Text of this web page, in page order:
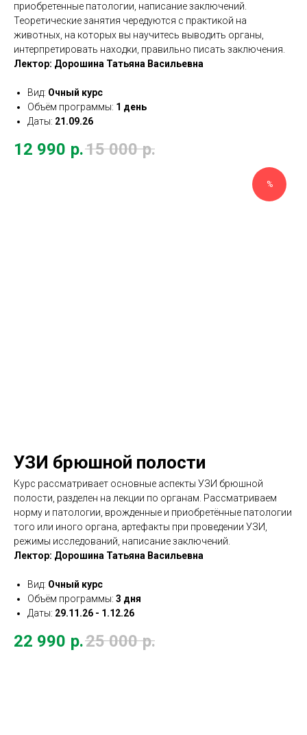
приобретенные патологии, написание заключений.
Теоретические занятия чередуются с практикой на
животных, на которых вы научитесь выводить органы,
интерпретировать находки, правильно писать заключения.
Лектор: Дорошина Татьяна Васильевна
Вид: Очный курс
Объём программы: 1 день
Даты: 21.09.26
12 990 р.15 000 р.
%
УЗИ брюшной полости
Курс рассматривает основные аспекты УЗИ брюшной
полости, разделен на лекции по органам. Рассматриваем
норму и патологии, врожденные и приобретённые патологии
того или иного органа, артефакты при проведении УЗИ,
режимы исследований, написание заключений.
Лектор: Дорошина Татьяна Васильевна
Вид: Очный курс
Объём программы: 3 дня
Даты: 29.11.26 - 1.12.26
22 990 р.25 000 р.